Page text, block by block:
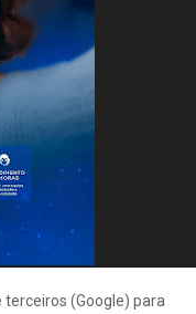
(Google) para